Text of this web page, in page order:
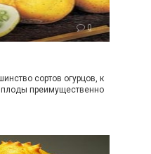
0
сортов огурцов, к
преимущественно